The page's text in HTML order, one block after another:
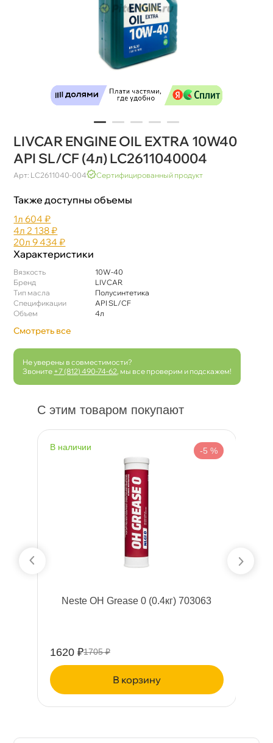
LIVCAR ENGINE OIL EXTRA 10W40
API SL/CF (4л) LC2611040004
Арт: LC2611040-004 Сертифицированный продукт
Также доступны объемы
1л 604 ₽
4л 2 138 ₽
20л 9 434 ₽
Характеристики
язкость
10W-40
Бренд
LIVCAR
Тип масла
Полусинтетика
Спецификации
API SL/CF
Объем
4л
Смотреть все
Не уверены в совместимости?
Звоните +7 (812) 490-74-62 , мы все проверим и подскажем!
С этим товаром покупают
наличии -5 %
Neste OH Grease 0 (0.4кг) 703063
1620 ₽1705 ₽
корзину